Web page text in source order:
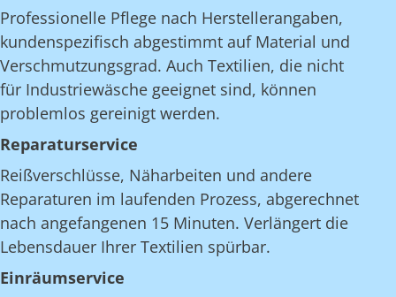
Professionelle Pflege nach Herstellerangaben,
kundenspezifisch abgestimmt auf Material und
Verschmutzungsgrad. Auch Textilien, die nicht
für Industriewäsche geeignet sind, können
problemlos gereinigt werden.
Reparaturservice
Reißverschlüsse, Näharbeiten und andere
Reparaturen im laufenden Prozess, abgerechnet
nach angefangenen 15 Minuten. Verlängert die
Lebensdauer Ihrer Textilien spürbar.
Einräumservice